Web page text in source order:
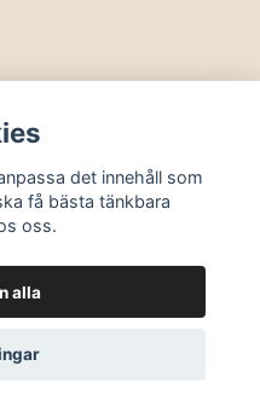
of Hope
det innehåll som
få bästa tänkbara
oss.
alla